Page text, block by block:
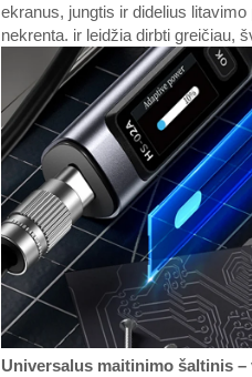
ekranus, jungtis ir didelius
nekrenta. ir leidžia dirbti greičiau,
Universalus maitinimo šaltinis